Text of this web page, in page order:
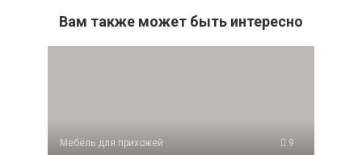
Вам также может быть интересно
Мебель для прихожей 9